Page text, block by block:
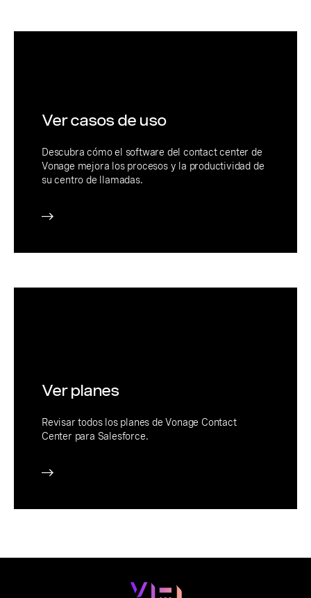
Ver casos de uso
Descubra cómo el software del contact center de
Vonage mejora los procesos y la productividad de
su centro de llamadas.
Ver planes
Revisar todos los planes de Vonage Contact
Center para Salesforce.